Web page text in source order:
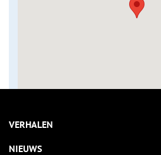
VERHALEN
NIEUWS